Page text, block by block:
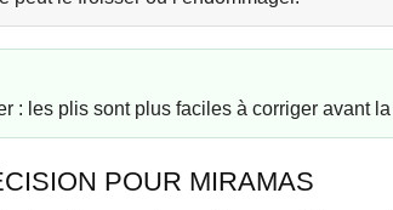
: les plis sont plus faciles à corriger avant
POUR MIRAMAS